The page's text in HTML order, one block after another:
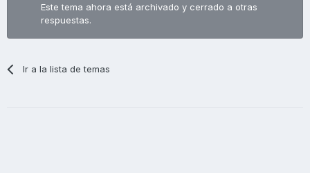
Este tema ahora está archivado y cerrado a otras
respuestas.
Ir a la lista de temas